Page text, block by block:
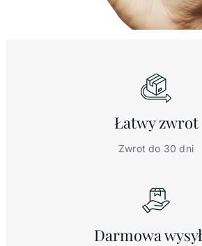
Łatwyzwrot
Zwrot do 30 dni
Darmowa